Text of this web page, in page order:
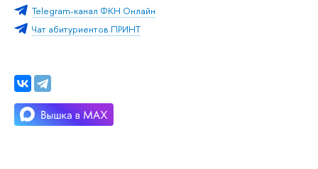
Telegram-канал ФКН Онлайн
Чат абитуриентов ПРИНТ